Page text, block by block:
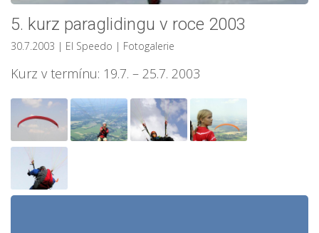
5. kurz paraglidingu v roce 2003
30.7.2003 | El Speedo | Fotogalerie
Kurz v termínu: 19.7. – 25.7. 2003